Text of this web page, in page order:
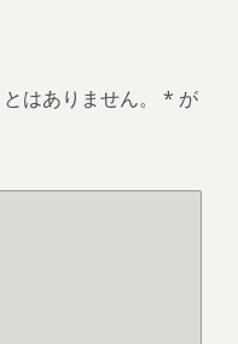
はありません。 * が